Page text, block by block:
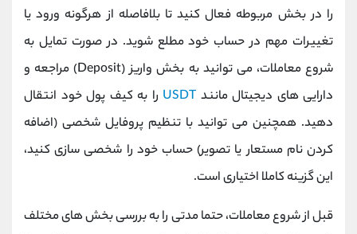
را در بخش مربوطه فعال کنید تا بلافاصله از هرگونه ورود یا
تغییرات مهم در حساب خود مطلع شوید. در صورت تمایل به
شروع معاملات، می ‌توانید به بخش واریز (Deposit) مراجعه و
دارایی ‌های دیجیتال مانند USDT را به کیف پول خود انتقال
دهید. همچنین می ‌توانید با تنظیم پروفایل شخصی (اضافه
کردن نام مستعار یا تصویر) حساب خود را شخصی ‌سازی کنید،
این گزینه کاملا اختیاری است.
قبل از شروع معاملات، حتما مدتی را به بررسی بخش ‌های مختلف